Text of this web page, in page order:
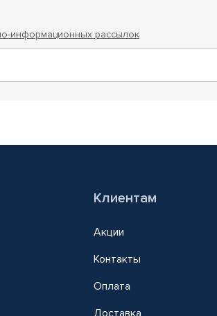
информационных рассылок
Клиентам
Акции
Контакты
Оплата
Доставка